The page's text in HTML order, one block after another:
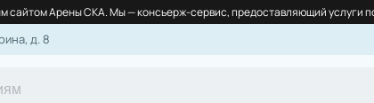
сайтом Арены СКА. Мы — консьерж-сервис, предоставляющий услуги
д. 8